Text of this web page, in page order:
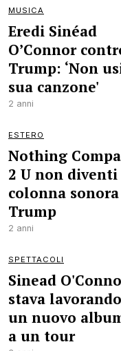
MUSICA
Eredi Sinéad
O’Connor
Trump: ‘Non
sua canzone'
2 anni
ESTERO
Nothing
2 U non
colonna
Trump
2 anni
SPETTACOLI
Sinead
stava
un nuovo
a un tour